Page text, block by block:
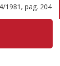
1981, pag. 204